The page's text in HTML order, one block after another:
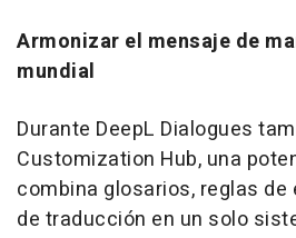
Armonizar el mensaje de
mundial
Durante DeepL Dialogues
Customization Hub, una
combina glosarios, reglas
de traducción en un solo